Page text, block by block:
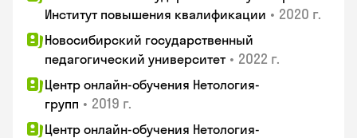
Институт повышения квалификации • 2020 г.
Новосибирский государственный
педагогический университет • 2022 г.
Центр онлайн-обучения Нетология-
групп • 2019 г.
Центр онлайн-обучения Нетология-